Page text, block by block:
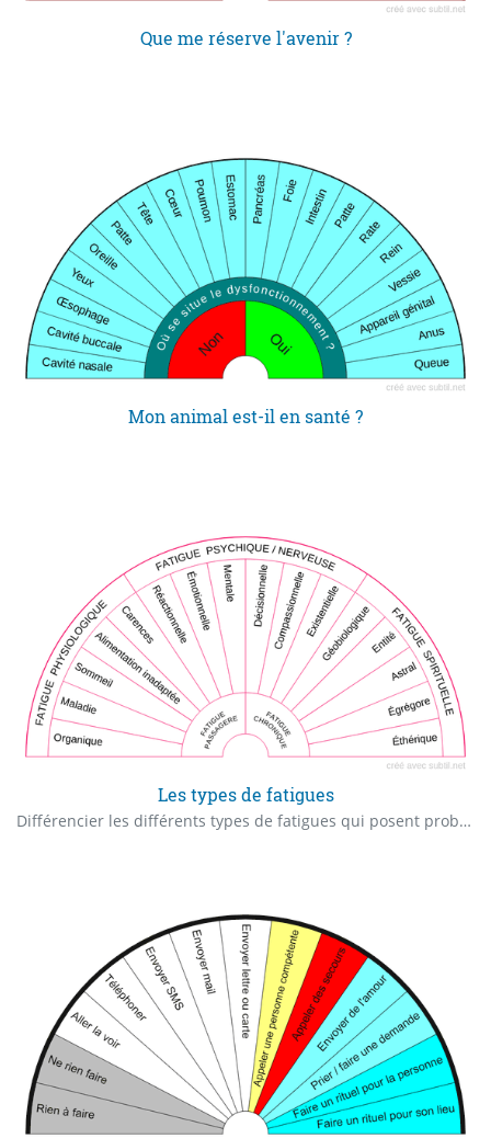
Que me réserve l'avenir ?
Mon animal est-il en santé ?
Les types de fatigues
Différencier les différents types de fatigues qui posent problèmes.